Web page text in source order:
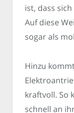
ist, dass
Auf diese
sogar als
Hinzu
kraftvoll. So
schnell an